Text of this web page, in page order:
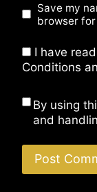
Save my
browser
I have
Conditions
By using
and